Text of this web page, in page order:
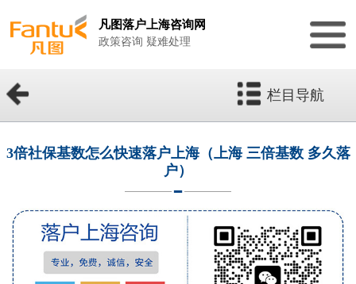
凡图落户上海咨询网
政策咨询 疑难处理
栏目导航
3倍社保基数怎么快速落户上海（上海 三倍基数 多久落
户）